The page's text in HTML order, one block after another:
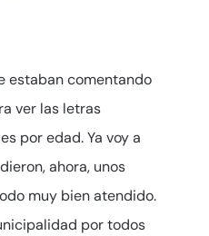
estaban comentando
ver las letras
por edad. Ya voy a
ahora, unos
muy bien atendido.
por todos